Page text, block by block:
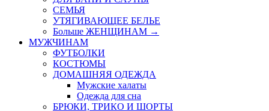
СЕМЬЯ
УТЯГИВАЮЩЕЕ БЕЛЬЕ
Больше ЖЕНЩИНАМ →
МУЖЧИНАМ
ФУТБОЛКИ
КОСТЮМЫ
ДОМАШНЯЯ ОДЕЖДА
Мужские халаты
Одежда для сна
БРЮКИ, ТРИКО И ШОРТЫ